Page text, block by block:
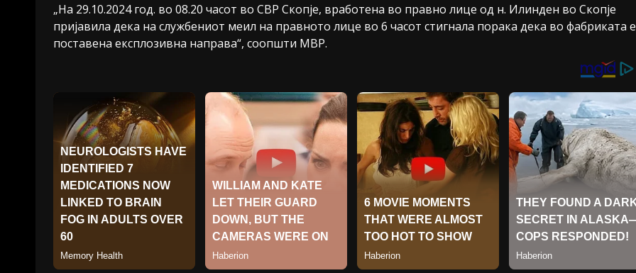
„На 29.10.2024 год. во 08.20 часот во СВР Скопје, вработена во правно лице од н. Илинден во Скопје
пријавила дека на службениот меил на правното лице во 6 часот стигнала порака дека во фабриката е
поставена експлозивна направа“, соопшти МВР.